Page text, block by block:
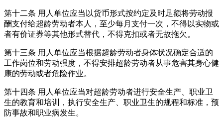
第十二条 用人单位应当以货币形式按约定及时足额将劳动报
酬支付给超龄劳动者本人，至少每月支付一次，不得以实物或
者有价证券等其他形式替代，不得克扣或者无故拖欠。
第十三条 用人单位应当根据超龄劳动者身体状况确定合适的
工作岗位和劳动强度，不得安排超龄劳动者从事危害其身心健
康的劳动或者危险作业。
第十四条 用人单位应当对超龄劳动者进行安全生产、职业卫
生的教育和培训，执行安全生产、职业卫生的规程和标准，预
防事故和职业病发生。